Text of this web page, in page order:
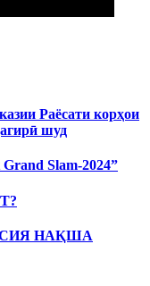
Раёсати корҳои
шуд
Slam-2024”
НАҚША